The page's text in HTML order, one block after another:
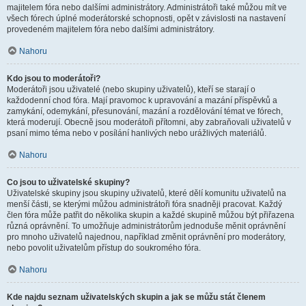
majitelem fóra nebo dalšími administrátory. Administrátoři také můžou mít ve
všech fórech úplné moderátorské schopnosti, opět v závislosti na nastavení
provedeném majitelem fóra nebo dalšími administrátory.
Nahoru
Kdo jsou to moderátoři?
Moderátoři jsou uživatelé (nebo skupiny uživatelů), kteří se starají o
každodenní chod fóra. Mají pravomoc k upravování a mazání příspěvků a
zamykání, odemykání, přesunování, mazání a rozdělování témat ve fórech,
která moderují. Obecně jsou moderátoři přítomni, aby zabraňovali uživatelů v
psaní mimo téma nebo v posílání hanlivých nebo urážlivých materiálů.
Nahoru
Co jsou to uživatelské skupiny?
Uživatelské skupiny jsou skupiny uživatelů, které dělí komunitu uživatelů na
menší části, se kterými můžou administrátoři fóra snadněji pracovat. Každý
člen fóra může patřit do několika skupin a každé skupině můžou být přiřazena
různá oprávnění. To umožňuje administrátorům jednoduše měnit oprávnění
pro mnoho uživatelů najednou, například změnit oprávnění pro moderátory,
nebo povolit uživatelům přístup do soukromého fóra.
Nahoru
Kde najdu seznam uživatelských skupin a jak se můžu stát členem